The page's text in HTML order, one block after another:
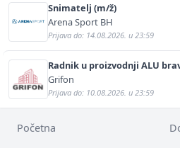
Snimatelj (m/ž)
Arena Sport BH
Prijava do: 14.08.2026. u 23:59
Radnik u proizvodnji ALU
Grifon
Prijava do: 10.08.2026. u 23:59
Početna